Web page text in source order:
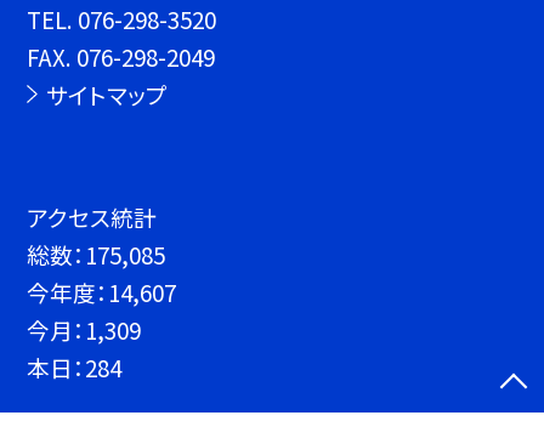
TEL. 076-298-3520
FAX. 076-298-2049
サイトマップ
アクセス統計
総数： 175,085
今年度： 14,607
今月： 1,309
本日：284